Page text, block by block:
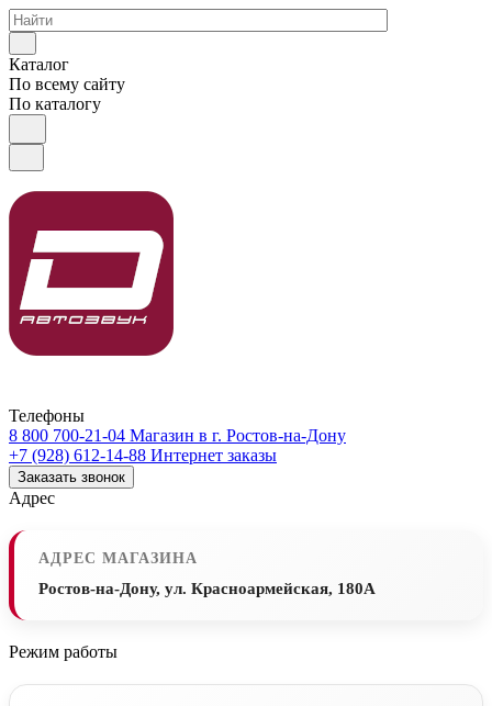
Каталог
По всему сайту
По каталогу
Телефоны
8 800 700-21-04 Магазин в г. Ростов-на-Дону
+7 (928) 612-14-88 Интернет заказы
Заказать звонок
Адрес
АДРЕС МАГАЗИНА
Ростов-на-Дону, ул. Красноармейская, 180А
Режим работы